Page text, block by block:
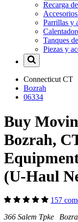
Recarga
Parrillas y
Tanques
Piezas y
Connecticut CT
Bozrah
06334
Buy
Bozrah,
(U-Haul
157
366 Salem Tpke